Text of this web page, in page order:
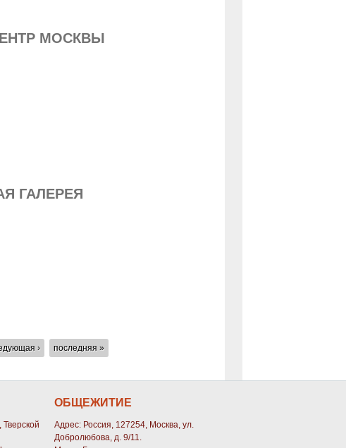
МОСКВЫ
ГАЛЕРЕЯ
› последняя »
ОБЩЕЖИТИЕ
Адрес: Россия, 127254, Москва, ул.
Добролюбова, д. 9/11.